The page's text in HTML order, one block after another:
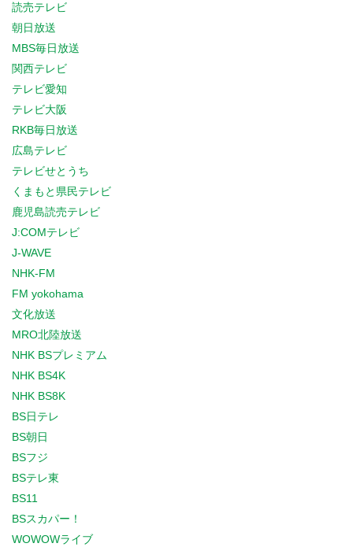
読売テレビ
朝日放送
MBS毎日放送
関西テレビ
テレビ愛知
テレビ大阪
RKB毎日放送
広島テレビ
テレビせとうち
くまもと県民テレビ
鹿児島読売テレビ
J:COMテレビ
J-WAVE
NHK-FM
FM yokohama
文化放送
MRO北陸放送
NHK BSプレミアム
NHK BS4K
NHK BS8K
BS日テレ
BS朝日
BSフジ
BSテレ東
BS11
BSスカパー！
WOWOWライブ